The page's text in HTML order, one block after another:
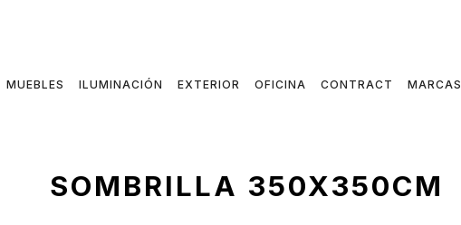
MUEBLES ILUMINACIÓN EXTERIOR OFICINA CONTRACT MARCAS
SOMBRILLA 350X350CM